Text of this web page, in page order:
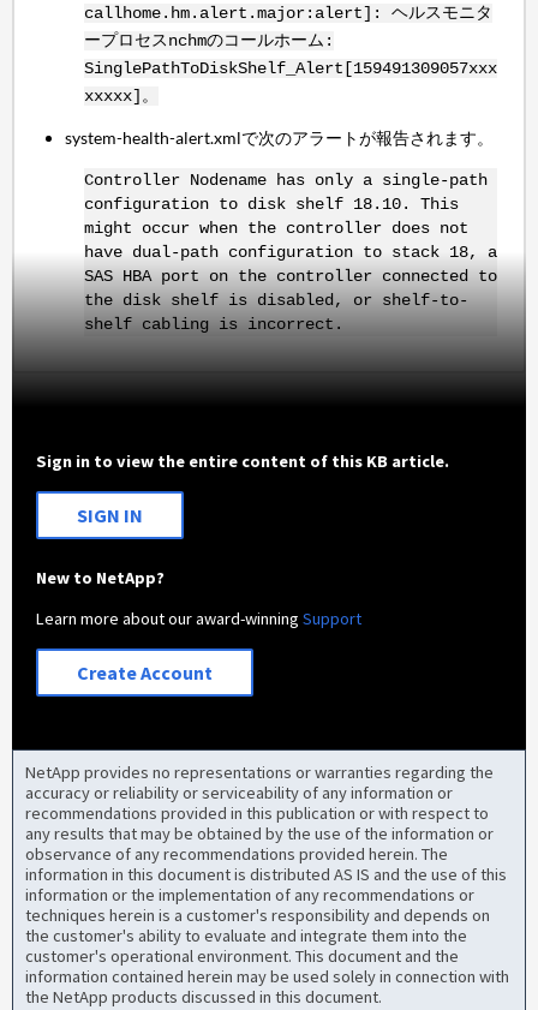
callhome.hm.alert.major:alert]: ヘルスモニタ
ープロセスnchmのコールホーム:
SinglePathToDiskShelf_Alert[159491309057xxx
xxxxx]。
system-health-alert.xmlで次のアラートが報告されます。
Controller Nodename has only a single-path
configuration to disk shelf 18.10. This
might occur when the controller does not
have dual-path configuration to stack 18, a
SAS HBA port on the controller connected to
the disk shelf is disabled, or shelf-to-
shelf cabling is incorrect.
Sign in to view the entire content of this KB article.
SIGN IN
New to NetApp?
Learn more about our award-winningSupport
Create Account
NetApp provides no representations or warranties regarding the
accuracy or reliability or serviceability of any information or
recommendations provided in this publication or with respect to
any results that may be obtained by the use of the information or
observance of any recommendations provided herein. The
information in this document is distributed AS IS and the use of this
information or the implementation of any recommendations or
techniques herein is a customer's responsibility and depends on
the customer's ability to evaluate and integrate them into the
customer's operational environment. This document and the
information contained herein may be used solely in connection with
the NetApp products discussed in this document.